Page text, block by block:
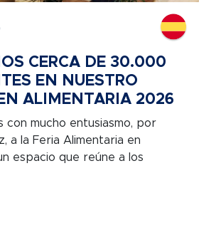
CERCA DE 30.000
EN NUESTRO
ALIMENTARIA 2026
con mucho entusiasmo, por
a la Feria Alimentaria en
espacio que reúne a los